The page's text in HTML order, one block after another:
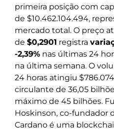
primeira posição com
de $10.462.104.494,
mercado total. O preço
de $0,2901 registra
-2,39% nas últimas 24
na última semana. O
24 horas atingiu
circulante de 36,05
máximo de 45 bilhões.
Hoskinson, co-fundador
Cardano é uma